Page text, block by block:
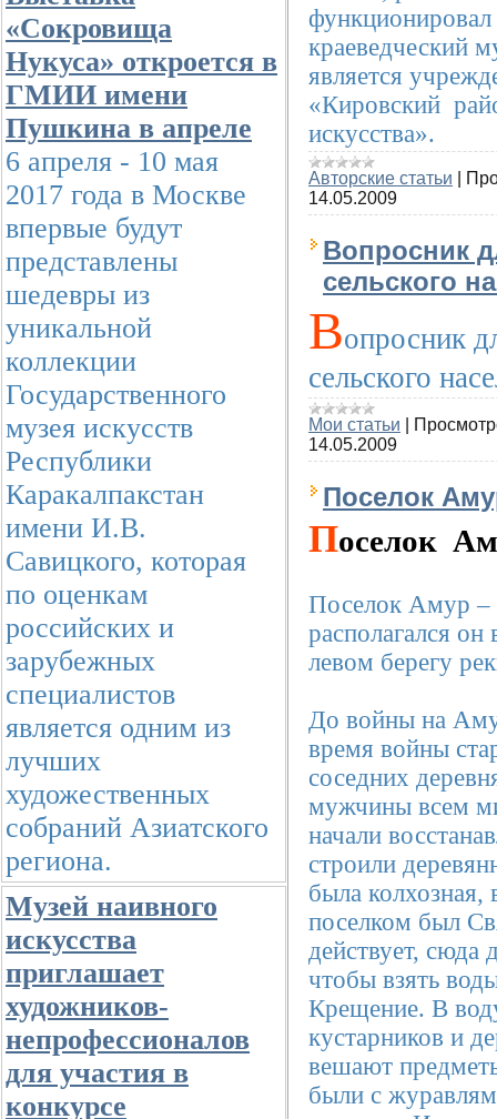
«Сокровища
Нукуса» откроется в
ГМИИ имени
Пушкина в апреле
6 апреля - 10 мая
2017 года в Москве
впервые будут
представлены
шедевры из
уникальной
коллекции
Государственного
музея искусств
Республики
Каракалпакстан
имени И.В.
Савицкого, которая
по оценкам
российских и
зарубежных
специалистов
является одним из
лучших
художественных
собраний Азиатского
региона.
Музей наивного
искусства
приглашает
художников-
непрофессионалов
для участия в
конкурсе
краеведческий
является
«Кировский
искусства».
Авторские статьи
14.05.2009
Вопросник
сельского
Вопросник
сельского
Мои статьи
14.05.2009
Поселок
Поселок
Поселок Амур –
располагался
левом берегу
До войны на
время войны
соседних
мужчины всем
начали
строили
была колхозная,
поселком был
действует, сюда
чтобы взять
Крещение. В
кустарников и
вешают
были с